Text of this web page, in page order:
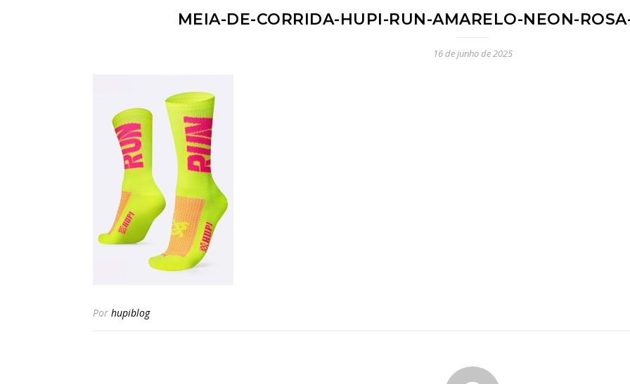
MEIA-DE-CORRIDA-HUPI-RUN-AMARELO-NEON-
16 de junho de 2025
Por hupiblog